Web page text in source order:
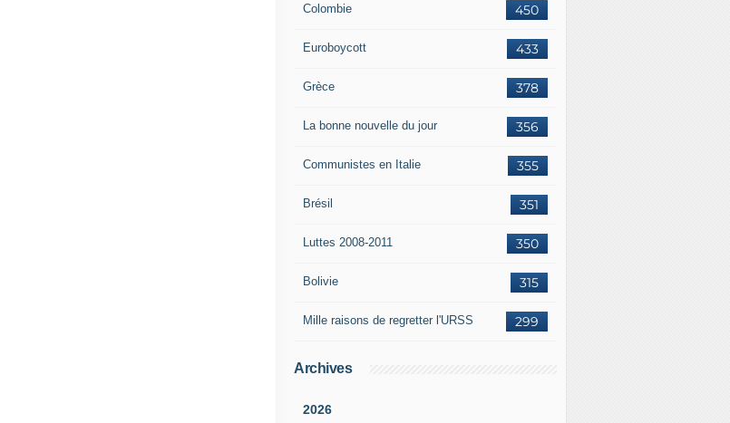
450
Colombie
433
Euroboycott
378
Grèce
356
La bonne nouvelle du jour
355
Communistes en Italie
351
Brésil
350
Luttes 2008-2011
315
Bolivie
299
Mille raisons de regretter l'URSS
Archives
2026